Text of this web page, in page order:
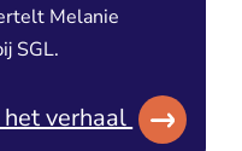
Melanie
SGL.
het verhaal